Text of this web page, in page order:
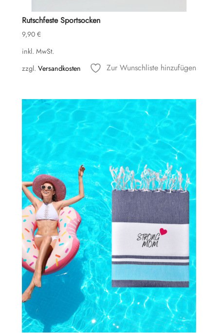
Rutschfeste Sportsocken
9,90 €
inkl. MwSt.
zzgl. Versandkosten Zur Wunschliste hinzufügen